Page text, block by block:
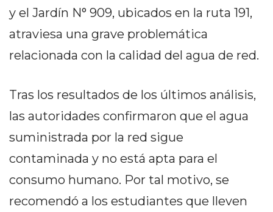
EN ARGENTINA:
OTRAS PLATAFORMAS DE
VENTA POR WHATSAPP
CÓMO RECIBIR PEDIDOS
WHATSAPP: LA GUÍA
y el Jardín N° 909, ubicados en la ruta 191,
atraviesa una grave problemática
relacionada con la calidad del agua de red.
Tras los resultados de los últimos análisis,
las autoridades confirmaron que el agua
suministrada por la red sigue
contaminada y no está apta para el
consumo humano. Por tal motivo, se
recomendó a los estudiantes que lleven